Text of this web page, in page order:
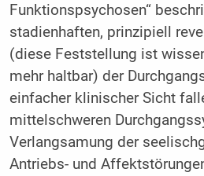
Funktionspsychosen“
stadienhaften, prinzipiell
(diese Feststellung ist
mehr haltbar) der
einfacher klinischer Sicht
mittelschweren
Verlangsamung der
Antriebs- und